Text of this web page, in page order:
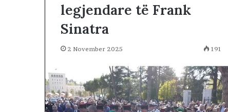
legjendare të Frank
Sinatra
2 November 2025 191
R
R
R
I
T
O
NDARJA
ARDHUR
JUGUN DHE